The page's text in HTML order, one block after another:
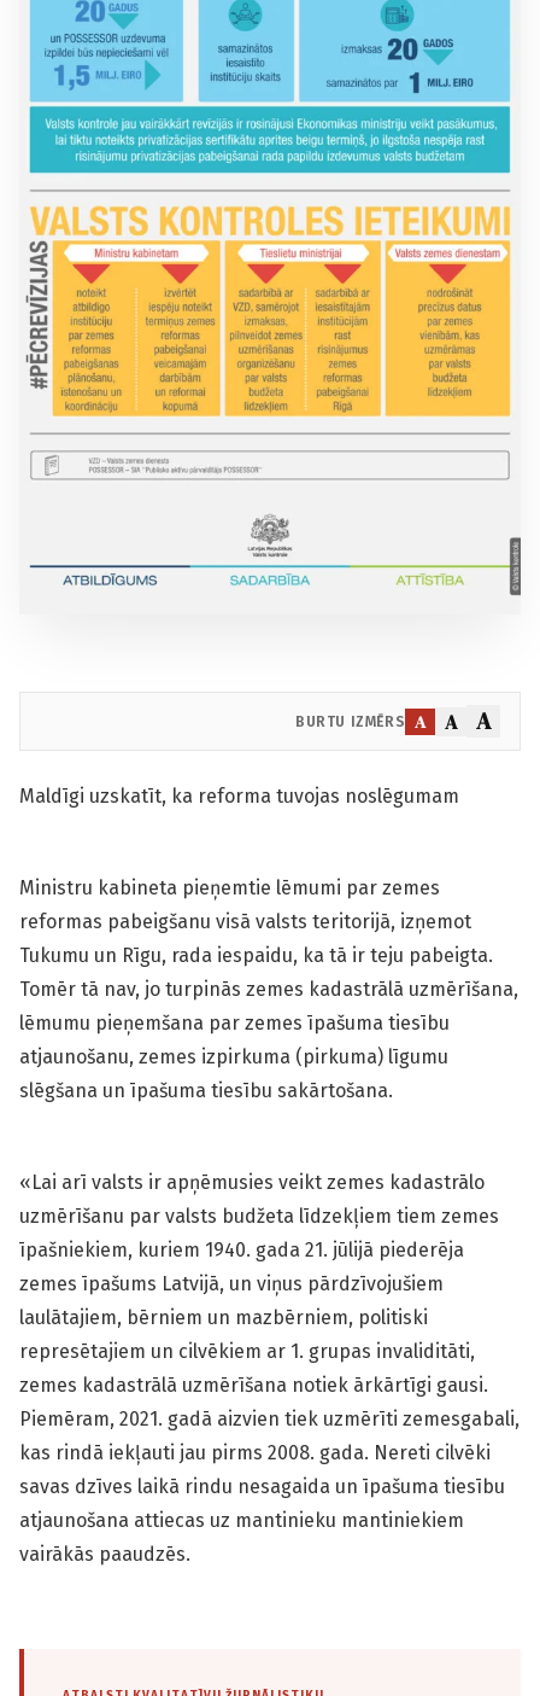
BURTU IZMĒRS A A A
Maldīgi uzskatīt, ka reforma tuvojas noslēgumam
Ministru kabineta pieņemtie lēmumi par zemes
reformas pabeigšanu visā valsts teritorijā, izņemot
Tukumu un Rīgu, rada iespaidu, ka tā ir teju pabeigta.
Tomēr tā nav, jo turpinās zemes kadastrālā uzmērīšana,
lēmumu pieņemšana par zemes īpašuma tiesību
atjaunošanu, zemes izpirkuma (pirkuma) līgumu
slēgšana un īpašuma tiesību sakārtošana.
«Lai arī valsts ir apņēmusies veikt zemes kadastrālo
uzmērīšanu par valsts budžeta līdzekļiem tiem zemes
īpašniekiem, kuriem 1940. gada 21. jūlijā piederēja
zemes īpašums Latvijā, un viņus pārdzīvojušiem
laulātajiem, bērniem un mazbērniem, politiski
represētajiem un cilvēkiem ar 1. grupas invaliditāti,
zemes kadastrālā uzmērīšana notiek ārkārtīgi gausi.
Piemēram, 2021. gadā aizvien tiek uzmērīti zemesgabali,
kas rindā iekļauti jau pirms 2008. gada. Nereti cilvēki
savas dzīves laikā rindu nesagaida un īpašuma tiesību
atjaunošana attiecas uz mantinieku mantiniekiem
vairākās paaudzēs.